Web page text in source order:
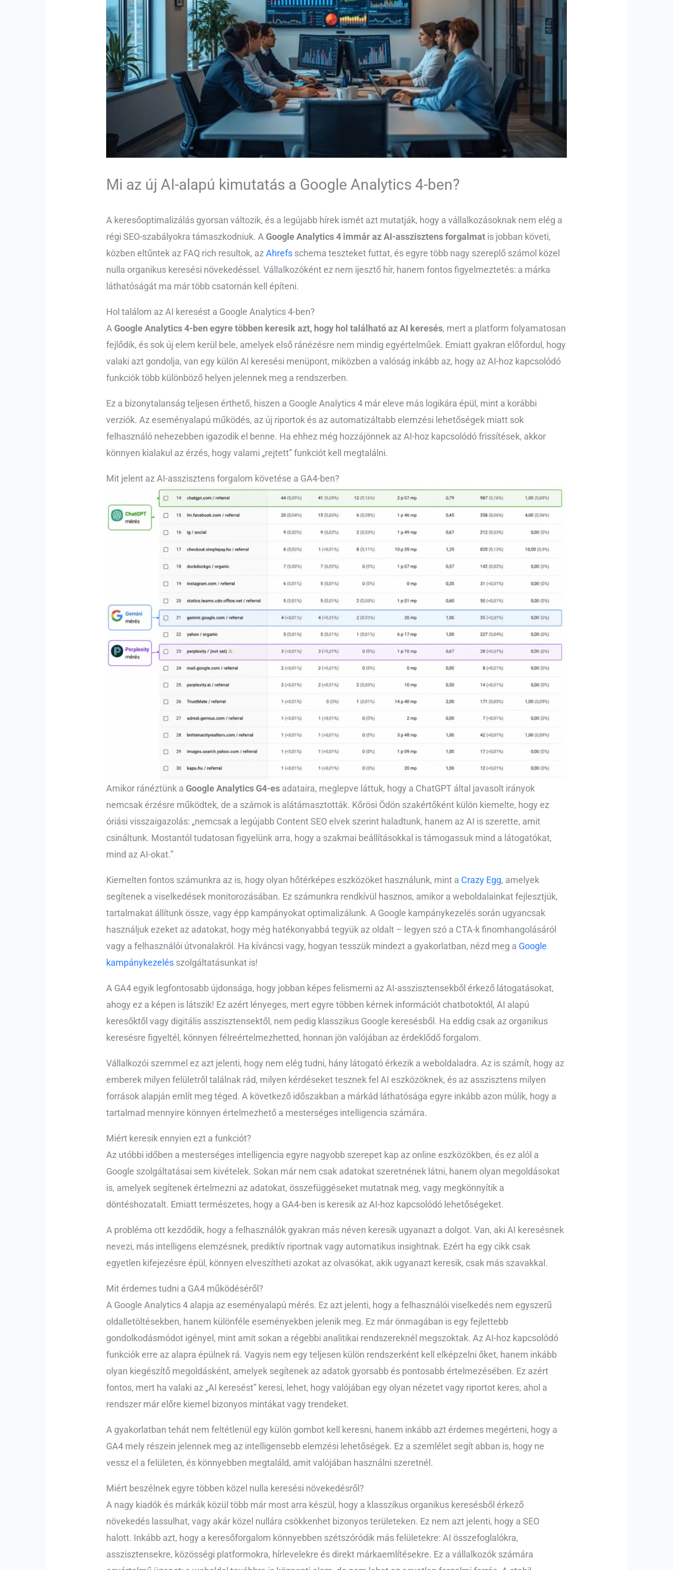
Mi az új AI-alapú kimutatás a Google Analytics 4-ben?
A keresőoptimalizálás gyorsan változik, és a legújabb hírek ismét azt mutatják, hogy a vállalkozásoknak nem elég a
régi SEO-szabályokra támaszkodniuk. A Google Analytics 4 immár az AI-asszisztens forgalmat is jobban követi,
közben eltűntek az FAQ rich resultok, azAhrefs schema teszteket futtat, és egyre több nagy szereplő számol közel
nulla organikus keresési növekedéssel. Vállalkozóként ez nem ijesztő hír, hanem fontos figyelmeztetés: a márka
láthatóságát ma már több csatornán kell építeni.
Hol találom az AI keresést a Google Analytics 4-ben?
A Google Analytics 4-ben egyre többen keresik azt, hogy hol található az AI keresés, mert a platform folyamatosan
fejlődik, és sok új elem kerül bele, amelyek első ránézésre nem mindig egyértelműek. Emiatt gyakran előfordul, hogy
valaki azt gondolja, van egy külön AI keresési menüpont, miközben a valóság inkább az, hogy az AI-hoz kapcsolódó
funkciók több különböző helyen jelennek meg a rendszerben.
Ez a bizonytalanság teljesen érthető, hiszen a Google Analytics 4 már eleve más logikára épül, mint a korábbi
verziók. Az eseményalapú működés, az új riportok és az automatizáltabb elemzési lehetőségek miatt sok
felhasználó nehezebben igazodik el benne. Ha ehhez még hozzájönnek az AI-hoz kapcsolódó frissítések, akkor
könnyen kialakul az érzés, hogy valami „rejtett” funkciót kell megtalálni.
Mit jelent az AI-asszisztens forgalom követése a GA4-ben?
Amikor ránéztünk a Google Analytics G4-es adataira, meglepve láttuk, hogy a ChatGPT által javasolt irányok
nemcsak érzésre működtek, de a számok is alátámasztották. Kőrösi Ödön szakértőként külön kiemelte, hogy ez
óriási visszaigazolás: „nemcsak a legújabb Content SEO elvek szerint haladtunk, hanem az AI is szerette, amit
csináltunk. Mostantól tudatosan figyelünk arra, hogy a szakmai beállításokkal is támogassuk mind a látogatókat,
mind az AI-okat.”
Kiemelten fontos számunkra az is, hogy olyan hőtérképes eszközöket használunk, mint a Crazy Egg, amelyek
segítenek a viselkedések monitorozásában. Ez számunkra rendkívül hasznos, amikor a weboldalainkat fejlesztjük,
tartalmakat állítunk össze, vagy épp kampányokat optimalizálunk. A Google kampánykezelés során ugyancsak
használjuk ezeket az adatokat, hogy még hatékonyabbá tegyük az oldalt – legyen szó a CTA-k finomhangolásáról
vagy a felhasználói útvonalakról. Ha kíváncsi vagy, hogyan tesszük mindezt a gyakorlatban, nézd meg a Google
kampánykezelés szolgáltatásunkat is!
A GA4 egyik legfontosabb újdonsága, hogy jobban képes felismerni az AI-asszisztensekből érkező látogatásokat,
ahogy ez a képen is látszik! Ez azért lényeges, mert egyre többen kérnek információt chatbotoktól, AI alapú
keresőktől vagy digitális asszisztensektől, nem pedig klasszikus Google keresésből. Ha eddig csak az organikus
keresésre figyeltél, könnyen félreértelmezhetted, honnan jön valójában az érdeklődő forgalom.
Vállalkozói szemmel ez azt jelenti, hogy nem elég tudni, hány látogató érkezik a weboldaladra. Az is számít, hogy az
emberek milyen felületről találnak rád, milyen kérdéseket tesznek fel AI eszközöknek, és az asszisztens milyen
források alapján említ meg téged. A következő időszakban a márkád láthatósága egyre inkább azon múlik, hogy a
tartalmad mennyire könnyen értelmezhető a mesterséges intelligencia számára.
Miért keresik ennyien ezt a funkciót?
Az utóbbi időben a mesterséges intelligencia egyre nagyobb szerepet kap az online eszközökben, és ez alól a
Google szolgáltatásai sem kivételek. Sokan már nem csak adatokat szeretnének látni, hanem olyan megoldásokat
is, amelyek segítenek értelmezni az adatokat, összefüggéseket mutatnak meg, vagy megkönnyítik a
döntéshozatalt. Emiatt természetes, hogy a GA4-ben is keresik az AI-hoz kapcsolódó lehetőségeket.
A probléma ott kezdődik, hogy a felhasználók gyakran más néven keresik ugyanazt a dolgot. Van, aki AI keresésnek
nevezi, más intelligens elemzésnek, prediktív riportnak vagy automatikus insightnak. Ezért ha egy cikk csak
egyetlen kifejezésre épül, könnyen elveszítheti azokat az olvasókat, akik ugyanazt keresik, csak más szavakkal.
Mit érdemes tudni a GA4 működéséről?
A Google Analytics 4 alapja az eseményalapú mérés. Ez azt jelenti, hogy a felhasználói viselkedés nem egyszerű
oldalletöltésekben, hanem különféle eseményekben jelenik meg. Ez már önmagában is egy fejlettebb
gondolkodásmódot igényel, mint amit sokan a régebbi analitikai rendszereknél megszoktak. Az AI-hoz kapcsolódó
funkciók erre az alapra épülnek rá. Vagyis nem egy teljesen külön rendszerként kell elképzelni őket, hanem inkább
olyan kiegészítő megoldásként, amelyek segítenek az adatok gyorsabb és pontosabb értelmezésében. Ez azért
fontos, mert ha valaki az „AI keresést” keresi, lehet, hogy valójában egy olyan nézetet vagy riportot keres, ahol a
rendszer már előre kiemel bizonyos mintákat vagy trendeket.
A gyakorlatban tehát nem feltétlenül egy külön gombot kell keresni, hanem inkább azt érdemes megérteni, hogy a
GA4 mely részein jelennek meg az intelligensebb elemzési lehetőségek. Ez a szemlélet segít abban is, hogy ne
vessz el a felületen, és könnyebben megtaláld, amit valójában használni szeretnél.
Miért beszélnek egyre többen közel nulla keresési növekedésről?
A nagy kiadók és márkák közül több már most arra készül, hogy a klasszikus organikus keresésből érkező
növekedés lassulhat, vagy akár közel nullára csökkenhet bizonyos területeken. Ez nem azt jelenti, hogy a SEO
halott. Inkább azt, hogy a keresőforgalom könnyebben szétszóródik más felületekre: AI összefoglalókra,
asszisztensekre, közösségi platformokra, hírlevelekre és direkt márkaemlítésekre. Ez a vállalkozók számára